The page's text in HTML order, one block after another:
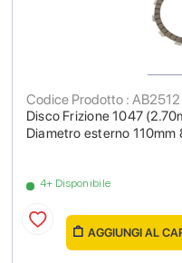
Disco Frizione 1047
Diametro esterno 110mm
Codice Prodotto : AB2512
4+ Disponibile
AGGIUNGI AL